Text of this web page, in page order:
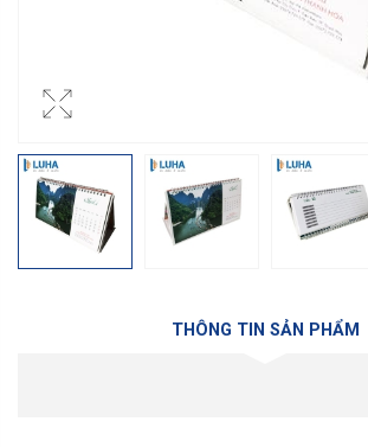
THÔNG TIN SẢN PHẨM